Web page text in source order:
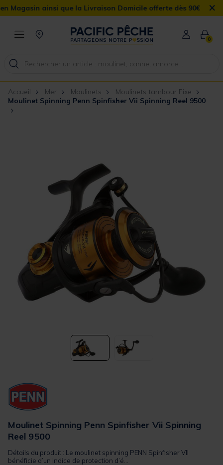
ainsi que la Livraison Domicile offerte dès 90€ ×
0
Accueil Mer Moulinets
Moulinets tambour Fixe
Moulinet Spinning Penn Spinfisher Vii Spinning Reel 9500
Moulinet Spinning Penn Spinfisher Vii Spinning
Reel 9500
Détails du produit : Le moulinet spinning PENN Spinfisher VII
bénéficie d’un indice de protection d’é...